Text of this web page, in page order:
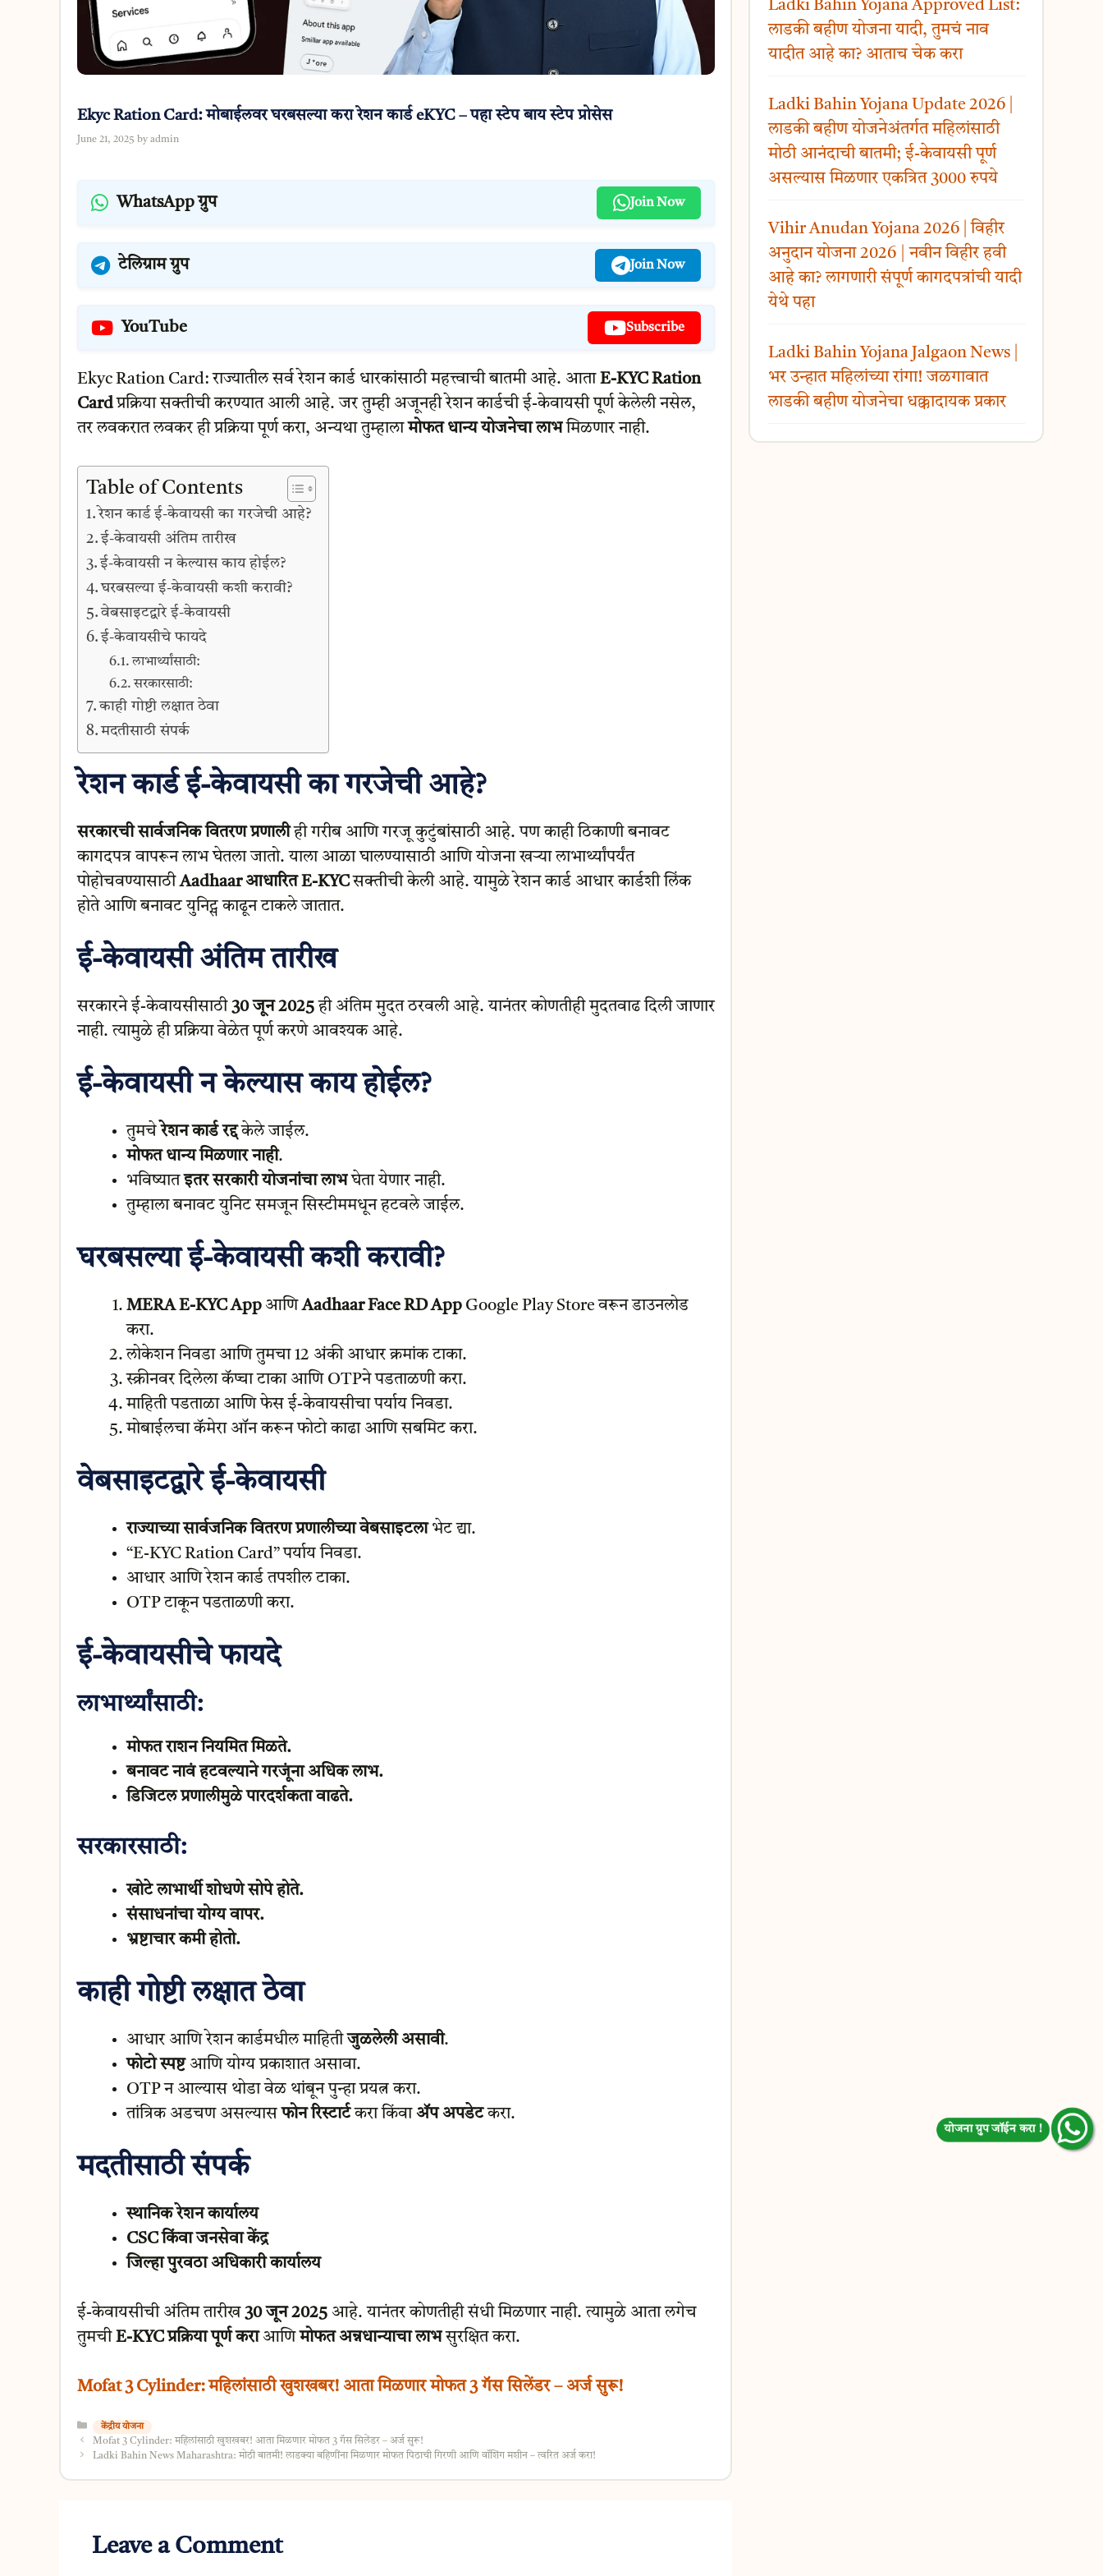
Ekyc Ration Card: मोबाईलवर घरबसल्या करा रेशन कार्ड eKYC – पहा स्टेप बाय स्टेप प्रोसेस
June 21, 2025 by admin
WhatsApp ग्रुप Join Now
टेलिग्राम ग्रुप Join Now
YouTube Subscribe
Ekyc Ration Card: राज्यातील सर्व रेशन कार्ड धारकांसाठी महत्त्वाची बातमी आहे. आता E-KYC Ration
Cardप्रक्रिया सक्तीची करण्यात आली आहे. जर तुम्ही अजूनही रेशन कार्डची ई-केवायसी पूर्ण केलेली नसेल,
तर लवकरात लवकर ही प्रक्रिया पूर्ण करा, अन्यथा तुम्हालामोफत धान्य योजनेचा लाभमिळणार नाही.
Table of Contents
रेशन कार्ड ई-केवायसी का गरजेची आहे?
ई-केवायसी अंतिम तारीख
ई-केवायसी न केल्यास काय होईल?
घरबसल्या ई-केवायसी कशी करावी?
वेबसाइटद्वारे ई-केवायसी
ई-केवायसीचे फायदे
लाभार्थ्यांसाठी:
सरकारसाठी:
काही गोष्टी लक्षात ठेवा
मदतीसाठी संपर्क
रेशन कार्ड ई-केवायसी का गरजेची आहे?
सरकारची सार्वजनिक वितरण प्रणालीही गरीब आणि गरजू कुटुंबांसाठी आहे. पण काही ठिकाणी बनावट
कागदपत्र वापरून लाभ घेतला जातो. याला आळा घालण्यासाठी आणि योजना खऱ्या लाभार्थ्यांपर्यंत
पोहोचवण्यासाठीAadhaar आधारित E-KYCसक्तीची केली आहे. यामुळे रेशन कार्ड आधार कार्डशी लिंक
होते आणि बनावट युनिट्स काढून टाकले जातात.
ई-केवायसी अंतिम तारीख
सरकारने ई-केवायसीसाठी 30 जून 2025ही अंतिम मुदत ठरवली आहे. यानंतर कोणतीही मुदतवाढ दिली जाणार
नाही. त्यामुळे ही प्रक्रिया वेळेत पूर्ण करणे आवश्यक आहे.
ई-केवायसी न केल्यास काय होईल?
तुमचेरेशन कार्ड रद्दकेले जाईल.
मोफत धान्य मिळणार नाही.
भविष्यातइतर सरकारी योजनांचा लाभघेता येणार नाही.
तुम्हाला बनावट युनिट समजून सिस्टीममधून हटवले जाईल.
घरबसल्या ई-केवायसी कशी करावी?
MERA E-KYC AppआणिAadhaar Face RD AppGoogle Play Store वरून डाउनलोड
करा.
लोकेशन निवडा आणि तुमचा 12 अंकी आधार क्रमांक टाका.
स्क्रीनवर दिलेला कॅप्चा टाका आणि OTPने पडताळणी करा.
माहिती पडताळा आणि फेस ई-केवायसीचा पर्याय निवडा.
मोबाईलचा कॅमेरा ऑन करून फोटो काढा आणि सबमिट करा.
वेबसाइटद्वारे ई-केवायसी
राज्याच्या सार्वजनिक वितरण प्रणालीच्या वेबसाइटलाभेट द्या.
“E-KYC Ration Card” पर्याय निवडा.
आधार आणि रेशन कार्ड तपशील टाका.
OTP टाकून पडताळणी करा.
ई-केवायसीचे फायदे
लाभार्थ्यांसाठी:
मोफत राशन नियमित मिळते.
बनावट नावं हटवल्याने गरजूंना अधिक लाभ.
डिजिटल प्रणालीमुळे पारदर्शकता वाढते.
सरकारसाठी:
खोटे लाभार्थी शोधणे सोपे होते.
संसाधनांचा योग्य वापर.
भ्रष्टाचार कमी होतो.
काही गोष्टी लक्षात ठेवा
आधार आणि रेशन कार्डमधील माहितीजुळलेली असावी.
फोटो स्पष्टआणि योग्य प्रकाशात असावा.
OTP न आल्यास थोडा वेळ थांबून पुन्हा प्रयत्न करा.
तांत्रिक अडचण असल्यासफोन रिस्टार्टकरा किंवा अ‍ॅप अपडेटकरा.
मदतीसाठी संपर्क
स्थानिक रेशन कार्यालय
CSC किंवा जनसेवा केंद्र
जिल्हा पुरवठा अधिकारी कार्यालय
ई-केवायसीची अंतिम तारीख 30 जून 2025आहे. यानंतर कोणतीही संधी मिळणार नाही. त्यामुळे आता लगेच
तुमची E-KYC प्रक्रिया पूर्ण कराआणिमोफत अन्नधान्याचा लाभसुरक्षित करा.
Mofat 3 Cylinder: महिलांसाठी खुशखबर! आता मिळणार मोफत 3 गॅस सिलेंडर – अर्ज सुरू!
Categories
केंद्रीय योजना
Mofat 3 Cylinder: महिलांसाठी खुशखबर! आता मिळणार मोफत 3 गॅस सिलेंडर – अर्ज सुरू!
Ladki Bahin News Maharashtra: मोठी बातमी! लाडक्या बहिणींना मिळणार मोफत पिठाची गिरणी आणि वॉशिंग मशीन – त्वरित अर्ज करा!
Leave a Comment
Ladki Bahin Yojana Approved List:
लाडकी बहीण योजना यादी, तुमचं नाव
यादीत आहे का? आताच चेक करा
Ladki Bahin Yojana Update 2026 |
लाडकी बहीण योजनेअंतर्गत महिलांसाठी
मोठी आनंदाची बातमी; ई-केवायसी पूर्ण
असल्यास मिळणार एकत्रित 3000 रुपये
Vihir Anudan Yojana 2026 | विहीर
अनुदान योजना 2026 | नवीन विहीर हवी
आहे का? लागणारी संपूर्ण कागदपत्रांची यादी
येथे पहा
Ladki Bahin Yojana Jalgaon News |
भर उन्हात महिलांच्या रांगा! जळगावात
लाडकी बहीण योजनेचा धक्कादायक प्रकार
योजना ग्रुप जॉईन करा !